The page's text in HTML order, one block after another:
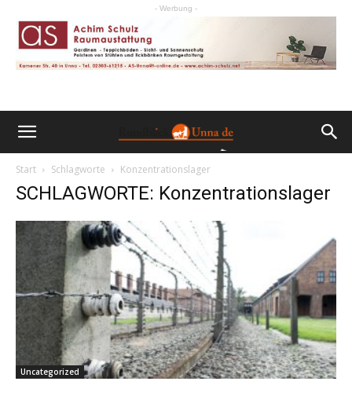
- Werbung -
Start Schlagworte Konzentrationslager
SCHLAGWORTE: Konzentrationslager
Uncategorized